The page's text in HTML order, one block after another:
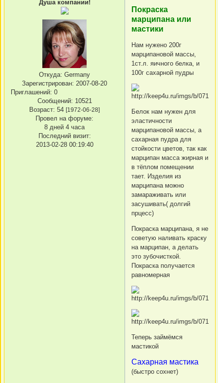
Душа компании!
Откуда: Germany
Зарегистрирован: 2007-08-20
Приглашений: 0
Сообщений: 10521
Возраст: 54 [1972-06-28]
Провел на форуме:
8 дней 4 часа
Последний визит:
2013-02-28 00:19:40
Покраска
марципана или
мастики
Нам нужено 200г
марципановой массы,
1ст.л. яичного белка, и
100г сахарной пудры
Белок нам нужен для
эластичности
марципановой массы, а
сахарная пудра для
стойкости цветов, так как
марципан масса жирная и
в тёплом помещении
тает. Изделия из
марципана можно
замараживать или
засушивать( долгий
прцесс)
Покраска марципана, я не
советую наливать краску
на марципан, а делать
это зубочисткой.
Покраска получается
равномерная
Теперь займёмся
мастикой
Сахарная мастика
(быстро сохнет)